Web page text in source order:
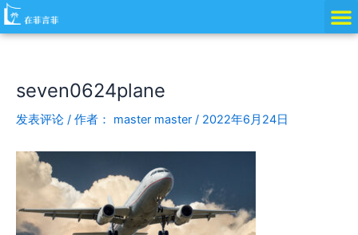
跳
至
seven0624plane
发表评论 / 作者： master master / 2022年6月24日
Post
navigation